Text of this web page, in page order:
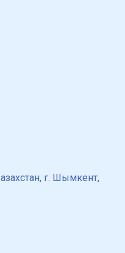
г. Шымкент,